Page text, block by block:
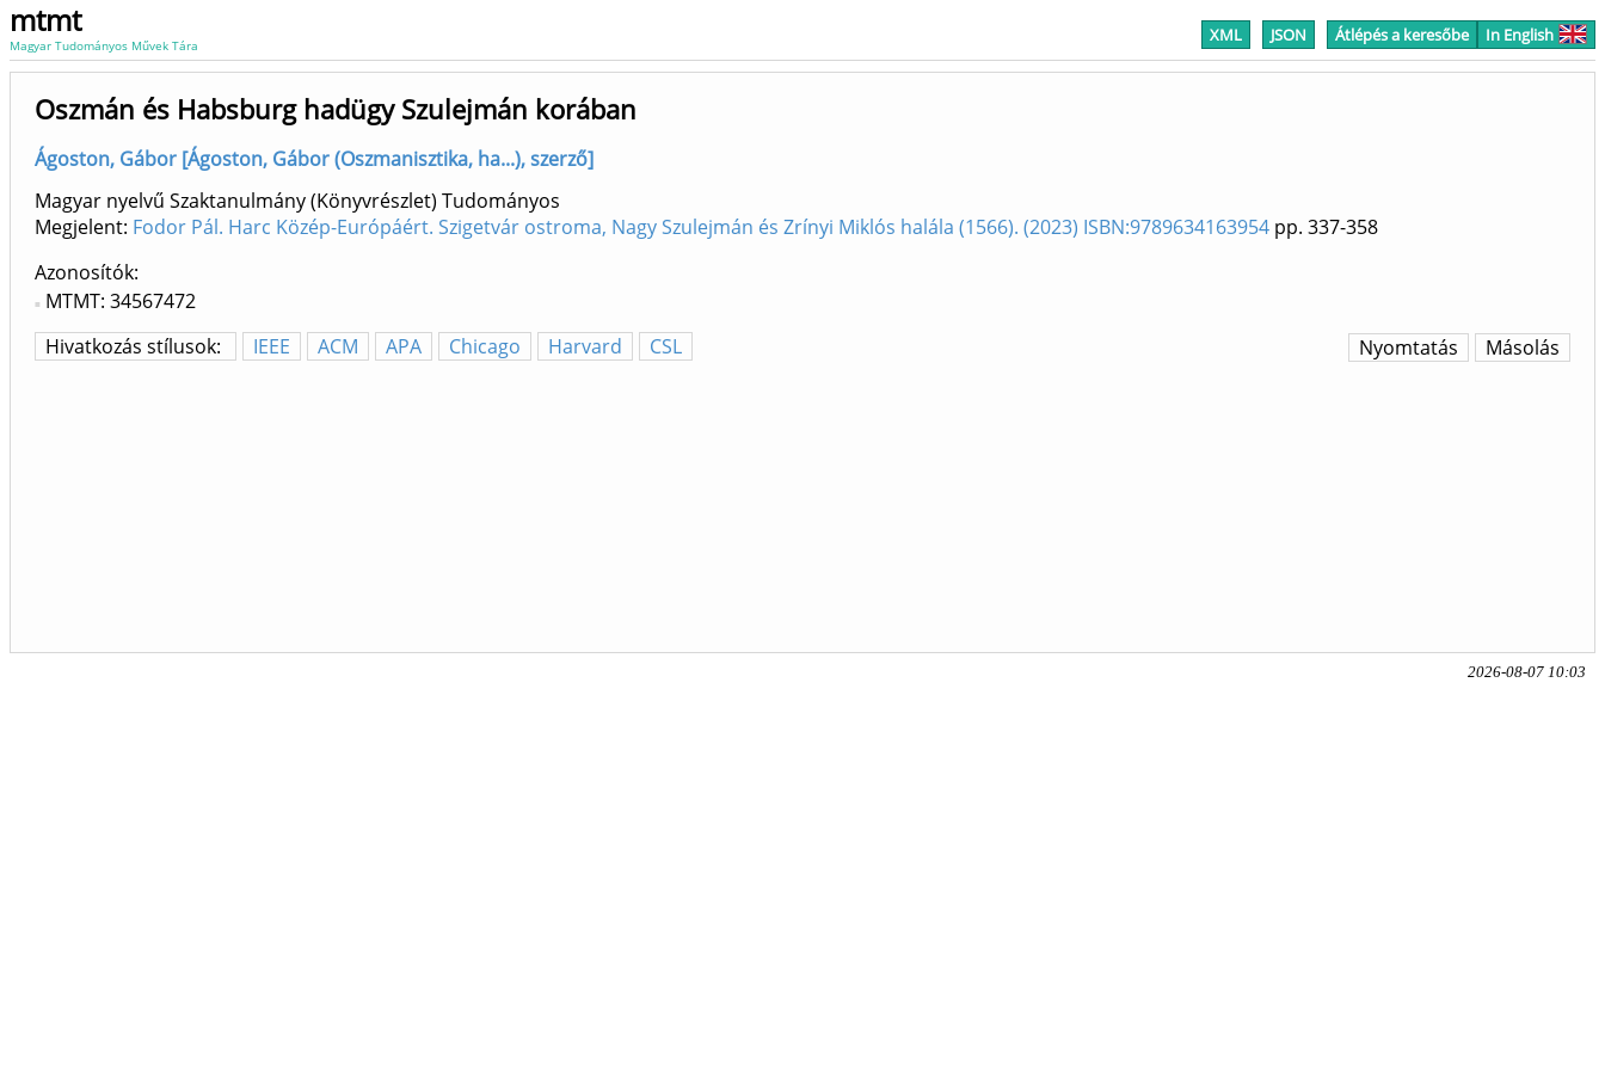
mtmt
Magyar Tudományos Művek Tára XML JSON Átlépés a keresőbe In English
Oszmán és Habsburg hadügy Szulejmán korában
Ágoston, Gábor [Ágoston, Gábor (Oszmanisztika, ha...), szerző]
Magyar nyelvű Szaktanulmány (Könyvrészlet) Tudományos
Megjelent: Fodor Pál. Harc Közép-Európáért. Szigetvár ostroma, Nagy Szulejmán és Zrínyi Miklós halála (1566). (2023) ISBN:9789634163954 pp. 337-358
Azonosítók
MTMT: 34567472
Hivatkozás stílusok:
IEEE ACM APA Chicago Harvard CSL Másolás
Nyomtatás
2026-08-07 10:03